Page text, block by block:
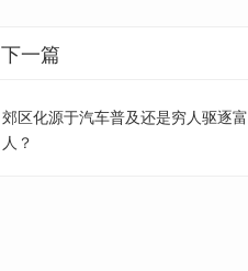
下一篇
郊区化源于汽车普及还是穷人驱逐富
人？